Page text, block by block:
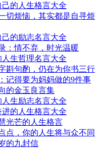
己的人生格言大全
切烦恼，其实都是自寻烦
己的励志名言大全
：情不弃，时光温暖
人生哲理名言大全
斟句酌，仍在为你书三行
记得要为妈妈做的9件事
的金玉良言集
人生励志名言大全
进的人生格言大全
光芒的人生格言
点，你的人生将与众不同
的九封信